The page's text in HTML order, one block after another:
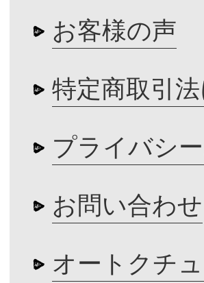
お客様の声
特定商取引
プライバシ
お問い合わせ
オートクチ